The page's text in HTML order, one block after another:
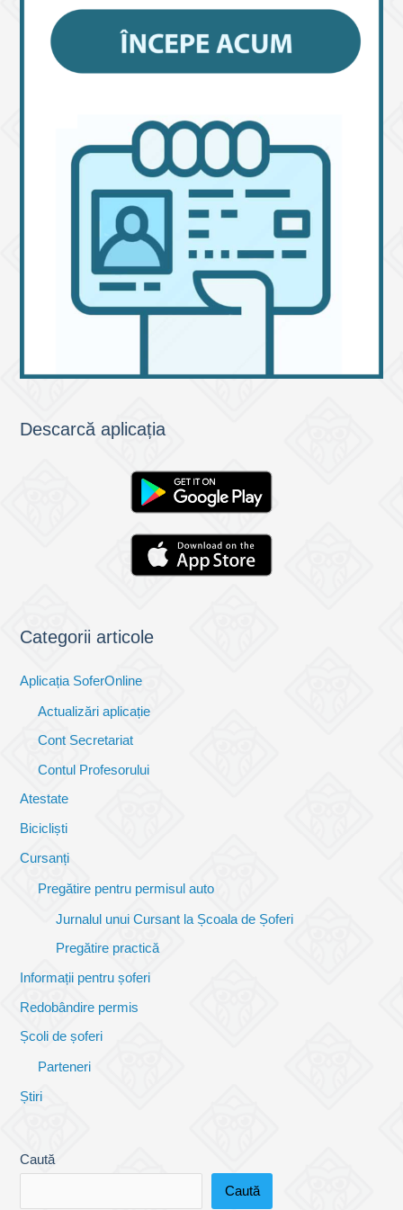
Descarcă aplicația
Categorii articole
Aplicația SoferOnline
Actualizări aplicație
Cont Secretariat
Contul Profesorului
Atestate
Bicicliști
Cursanți
Pregătire pentru permisul auto
Jurnalul unui Cursant la Școala de Șoferi
Pregătire practică
Informații pentru șoferi
Redobândire permis
Școli de șoferi
Parteneri
Știri
Caută
Caută